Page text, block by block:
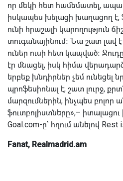
որ մեկի հետ համեմատել,
իսկապես խելացի խաղացող է,
ունի հրաշալի կարողություն
տուգանայինում։ Նա շատ լավ
ուներ ուսի հետ կապված։
էր մնացել, իսկ հիմա
երբեք խնդիրներ չեմ ունեցել
պրոֆեսիոնալ է, շատ լուրջ,
մարզումներին, ինչպես բոլոր
ֆուտբոլիստները»,–
Goal.com-ը՝ հղում անելով
Fanat, Realmadrid.am